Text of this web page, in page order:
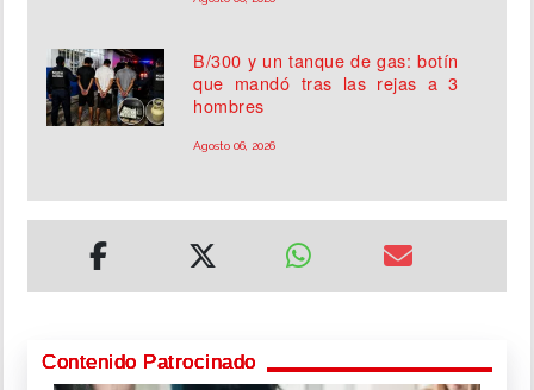
B/300 y un tanque de gas: botín
que mandó tras las rejas a 3
hombres
Agosto 06, 2026
Contenido Patrocinado